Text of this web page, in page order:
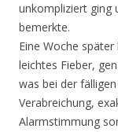
unkompliziert ging
bemerkte.
Eine Woche
leichtes Fieber,
was bei der
Verabreichung,
Alarmstimmung